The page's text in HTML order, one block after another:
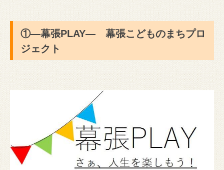
①―幕張PLAY― 幕張こどものまちプロ
ジェクト